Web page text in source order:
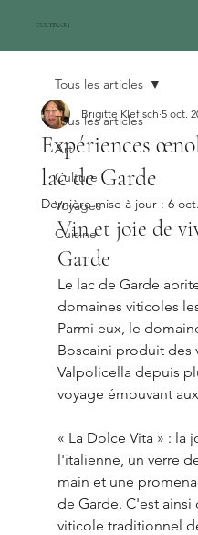
CULTINARI
Tous les articles
Art
Culture
Voyages
Cuisine
Tous les articles
Expériences
lac de Garde
Brigitte Klefisch 5 oct.
Dernière mise à jour : 6
Vin et joie de
Garde
Le lac de Garde
domaines viticoles
Parmi eux, le
Boscaini produit des
Valpolicella depuis
voyage émouvant
« La Dolce Vita » : la
l'italienne, un verre
main et une
de Garde. C'est
viticole traditionnel